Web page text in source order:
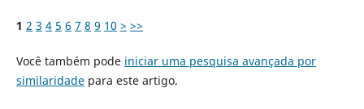
1 2 3 4 5 6 7 8 9 10 > >>
Você também pode iniciar uma pesquisa avançada por
similaridadepara este artigo.